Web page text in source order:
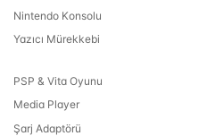
Nintendo Konsolu
Yazıcı Mürekkebi
PSP & Vita Oyunu
Media Player
Şarj Adaptörü